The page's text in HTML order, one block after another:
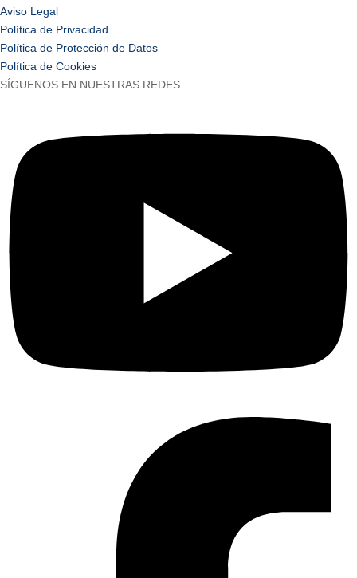
Aviso Legal
Política de Privacidad
Política de Protección de Datos
Política de Cookies
SÍGUENOS EN NUESTRAS REDES